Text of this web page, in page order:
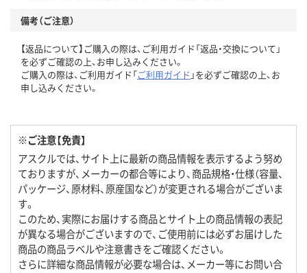
備考（ご注意）
【返品について】ご購入の際は、ご利用ガイド「返品・交換について」
を必ずご確認の上、お申し込みください。
ご購入の際は、ご利用ガイド「ご利用ガイド 」を必ずご確認の上、お
申し込みください。
※ご注意【免責】
アスクルでは、サイト上に最新の商品情報を表示するよう努め
ておりますが、メーカーの都合等により、商品規格・仕様（容量、
パッケージ、原材料、原産国など）が変更される場合がございま
す。
このため、実際にお届けする商品とサイト上の商品情報の表記
が異なる場合がございますので、ご使用前には必ずお届けした
商品の商品ラベルや注意書きをご確認ください。
さらに詳細な商品情報が必要な場合は、メーカー等にお問い合